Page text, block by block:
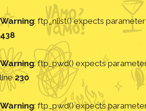
Warning: ftp_nlist() expects
438
Warning: ftp_pwd() expects
line230
Warning: ftp_pwd() expects